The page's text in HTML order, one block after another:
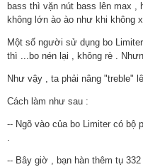
bass thì vặn nút bass lên max ,
không lớn ào ào như khi không
Một số người sử dụng bo
thì ...bo nén lại , không rè .
Như vậy , ta phải nâng "treble"
Cách làm như sau :
-- Ngõ vào của bo Limiter có bộ
.
-- Bây giờ , bạn hàn thêm tụ